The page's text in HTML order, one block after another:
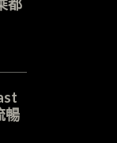
都
暢